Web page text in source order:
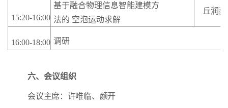
15:20-16:00
基于融合物理信息智能建模方
法的 空泡运动求解
丘润荻
16:00-18:00 调研
六、会议组织
会议主席：许唯临、颜开